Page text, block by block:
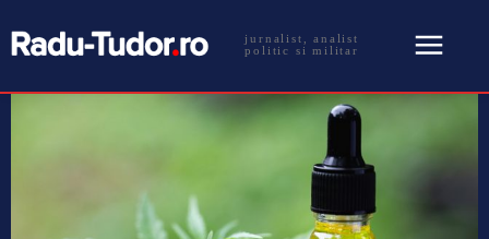
jurnalist, analist
politic si militar